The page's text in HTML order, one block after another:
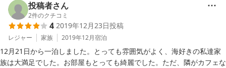
投稿者さん
2件のクチコミ
4 2019年12月23日投稿
レジャー 家族 2019年12月宿泊
12月21日から一泊しました。とっても雰囲気がよく、海好きの私達家
族は大満足でした。お部屋もとっても綺麗でした。ただ、隣がカフェな